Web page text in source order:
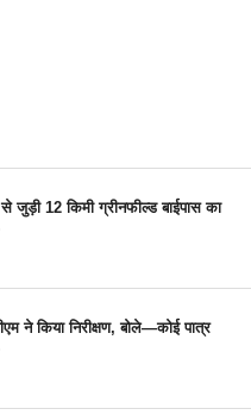
से जुड़ी 12 किमी ग्रीनफील्ड बाईपास का
ने किया निरीक्षण, बोले—कोई पात्र